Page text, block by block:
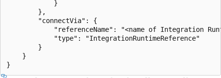
            }
        },
        "connectVia": {
"referenceName": "<name of Integration
            "type": "IntegrationRuntimeReference"
        }
    }